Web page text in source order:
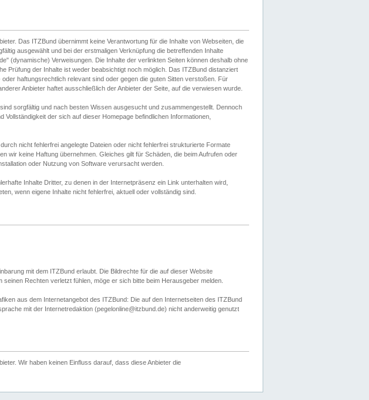
Das ITZBund übernimmt keine Verantwortung für die Inhalte von Webseiten, die
ausgewählt und bei der erstmaligen Verknüpfung die betreffenden Inhalte
(dynamische) Verweisungen. Die Inhalte der verlinkten Seiten können deshalb ohne
Prüfung der Inhalte ist weder beabsichtigt noch möglich. Das ITZBund distanziert
haftungsrechtlich relevant sind oder gegen die guten Sitten verstoßen. Für
Anbieter haftet ausschließlich der Anbieter der Seite, auf die verwiesen wurde.
sorgfältig und nach besten Wissen ausgesucht und zusammengestellt. Dennoch
der sich auf dieser Homepage befindlichen Informationen,
nicht fehlerfrei angelegte Dateien oder nicht fehlerfrei strukturierte Formate
wir keine Haftung übernehmen. Gleiches gilt für Schäden, die beim Aufrufen oder
oder Nutzung von Software verursacht werden.
Inhalte Dritter, zu denen in der Internetpräsenz ein Link unterhalten wird,
wenn eigene Inhalte nicht fehlerfrei, aktuell oder vollständig sind.
mit dem ITZBund erlaubt. Die Bildrechte für die auf dieser Website
Rechten verletzt fühlen, möge er sich bitte beim Herausgeber melden.
aus dem Internetangebot des ITZBund: Die auf den Internetseiten des ITZBund
mit der Internetredaktion (pegelonline@itzbund.de) nicht anderweitig genutzt
Wir haben keinen Einfluss darauf, dass diese Anbieter die